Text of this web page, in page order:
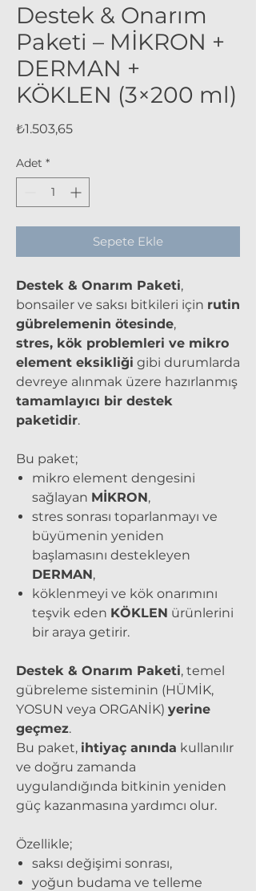
Destek & Onarım
Paketi – MİKRON +
DERMAN +
KÖKLEN (3×200 ml)
₺1.503,65Fiyat
Adet *
Sepete Ekle
Destek & Onarım Paketi,
bonsailer ve saksı bitkileri için rutin
gübrelemenin ötesinde,
stres, kök problemleri ve mikro
element eksikliği gibi durumlarda
devreye alınmak üzere hazırlanmış
tamamlayıcı bir destek
paketidir.
Bu paket;
mikro element dengesini
sağlayan MİKRON,
stres sonrası toparlanmayı ve
büyümenin yeniden
başlamasını destekleyen
DERMAN,
köklenmeyi ve kök onarımını
teşvik eden KÖKLEN ürünlerini
bir araya getirir.
Destek & Onarım Paketi, temel
gübreleme sisteminin (HÜMİK,
YOSUN veya ORGANİK) yerine
geçmez.
Bu paket, ihtiyaç anında kullanılır
ve doğru zamanda
uygulandığında bitkinin yeniden
güç kazanmasına yardımcı olur.
Özellikle;
saksı değişimi sonrası,
yoğun budama ve telleme